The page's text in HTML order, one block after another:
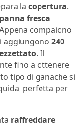
la copertura.
fresca
compaiono
aggiungono 240
. Il
fino a ottenere
tipo di ganache si
perfetta per
raffreddare